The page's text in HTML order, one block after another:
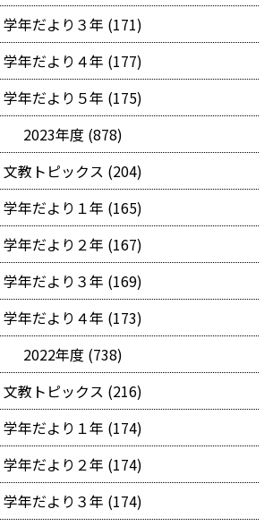
学年だより３年 (171)
学年だより４年 (177)
学年だより５年 (175)
2023年度 (878)
文教トピックス (204)
学年だより１年 (165)
学年だより２年 (167)
学年だより３年 (169)
学年だより４年 (173)
2022年度 (738)
文教トピックス (216)
学年だより１年 (174)
学年だより２年 (174)
学年だより３年 (174)